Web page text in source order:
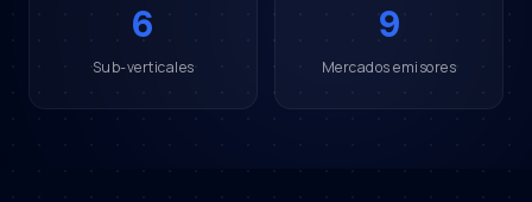
6
Sub-verticales
9
Mercados emisores